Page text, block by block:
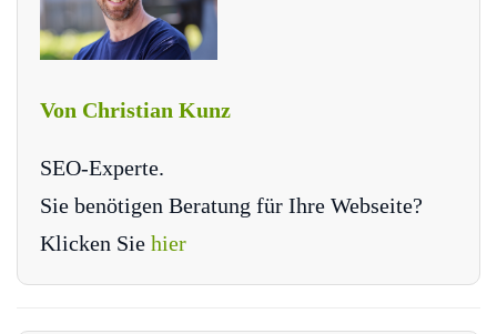
Von Christian Kunz
SEO-Experte.
Sie benötigen Beratung für Ihre Webseite?
Klicken Sie hier